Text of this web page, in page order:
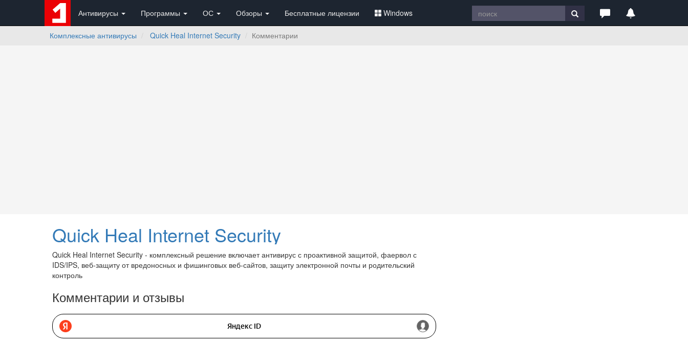
Антивирусы Программы ОС Обзоры Бесплатные лицензии Windows
Комплексные антивирусы Quick Heal Internet Security Комментарии
Quick Heal Internet Security
Quick Heal Internet Security - комплексный решение включает антивирус с проактивной защитой, фаервол с
IDS/IPS, веб-защиту от вредоносных и фишинговых веб-сайтов, защиту электронной почты и родительский
контроль
Комментарии и отзывы